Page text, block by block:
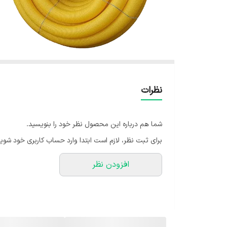
نظرات
شما هم درباره این محصول نظر خود را بنویسید.
برای ثبت نظر، لازم است ابتدا وارد حساب کاربری خود
افزودن نظر